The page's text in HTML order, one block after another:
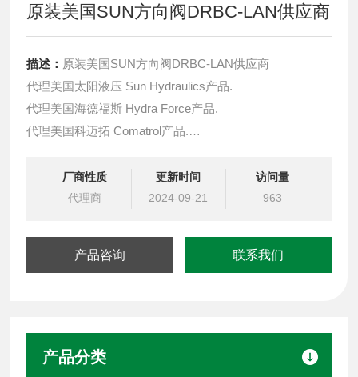
原装美国SUN方向阀DRBC-LAN供应商
描述： 原装美国SUN方向阀DRBC-LAN供应商
代理美国太阳液压 Sun Hydraulics产品.
代理美国海德福斯 Hydra Force产品.
代理美国科迈拓 Comatrol产品.
提供油路系统设计,油路块设计,阀块设计与选型
液压油缸，经销力士乐、派克、中国台湾北部等液压元件
厂商性质
代理商
更新时间
2024-09-21
访问量
963
产品咨询 联系我们
产品分类